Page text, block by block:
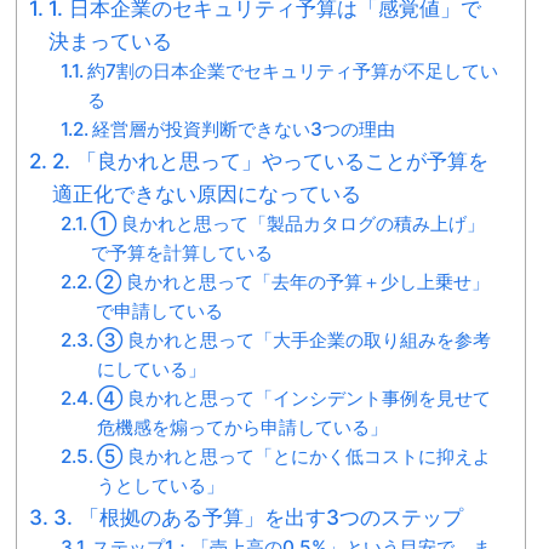
1. 日本企業のセキュリティ予算は「感覚値」で
決まっている
約7割の日本企業でセキュリティ予算が不足してい
る
経営層が投資判断できない3つの理由
2. 「良かれと思って」やっていることが予算を
適正化できない原因になっている
① 良かれと思って「製品カタログの積み上げ」
で予算を計算している
② 良かれと思って「去年の予算＋少し上乗せ」
で申請している
③ 良かれと思って「大手企業の取り組みを参考
にしている」
④ 良かれと思って「インシデント事例を見せて
危機感を煽ってから申請している」
⑤ 良かれと思って「とにかく低コストに抑えよ
うとしている」
3. 「根拠のある予算」を出す3つのステップ